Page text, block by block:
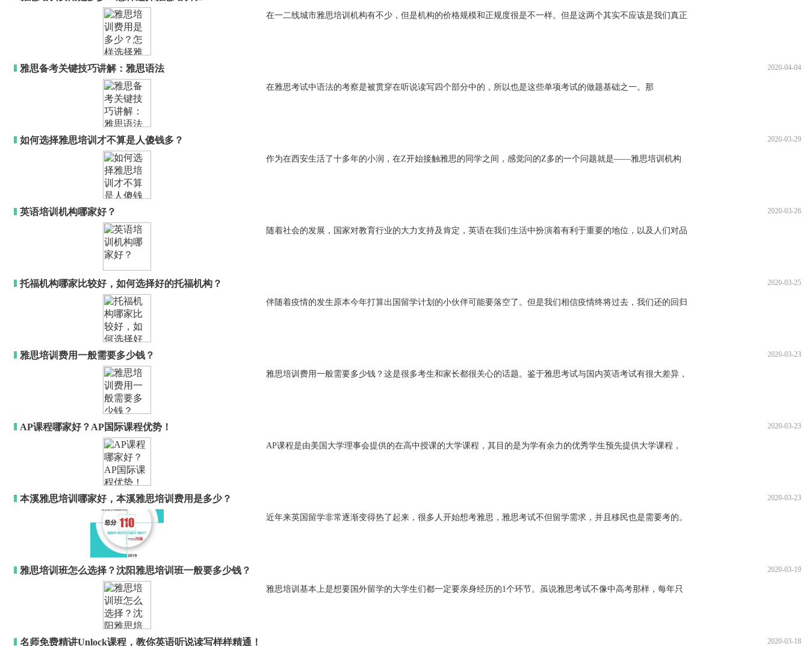
在一二线城市雅思培训机构有不少，但是机构的价格规模和正规度很是不一样。但是这两个其实不应该是我们真正
雅思备考关键技巧讲解：雅思语法 2020-04-04
在雅思考试中语法的考察是被贯穿在听说读写四个部分中的，所以也是这些单项考试的做题基础之一。那
如何选择雅思培训才不算是人傻钱多？ 2020-03-29
作为在西安生活了十多年的小润，在Z开始接触雅思的同学之间，感觉问的Z多的一个问题就是——雅思培训机构
英语培训机构哪家好？ 2020-03-26
随着社会的发展，国家对教育行业的大力支持及肯定，英语在我们生活中扮演着有利于重要的地位，以及人们对品
托福机构哪家比较好，如何选择好的托福机构？ 2020-03-25
伴随着疫情的发生原本今年打算出国留学计划的小伙伴可能要落空了。但是我们相信疫情终将过去，我们还的回归
雅思培训费用一般需要多少钱？ 2020-03-23
雅思培训费用一般需要多少钱？这是很多考生和家长都很关心的话题。鉴于雅思考试与国内英语考试有很大差异，
AP课程哪家好？AP国际课程优势！ 2020-03-23
AP课程是由美国大学理事会提供的在高中授课的大学课程，其目的是为学有余力的优秀学生预先提供大学课程，
本溪雅思培训哪家好，本溪雅思培训费用是多少？ 2020-03-23
近年来英国留学非常逐渐变得热了起来，很多人开始想考雅思，雅思考试不但留学需求，并且移民也是需要考的。
雅思培训班怎么选择？沈阳雅思培训班一般要多少钱？ 2020-03-19
雅思培训基本上是想要国外留学的大学生们都一定要亲身经历的1个环节。虽说雅思考试不像中高考那样，每年只
名师免费精讲Unlock课程，教你英语听说读写样样精通！ 2020-03-18